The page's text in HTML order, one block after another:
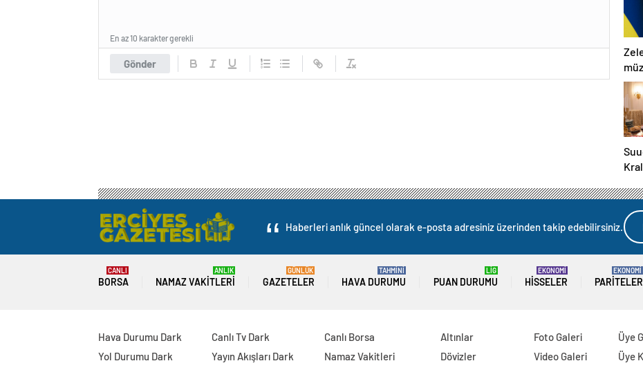
Gönder
En az 10 karakter gerekli
Haberleri anlık güncel olarak e-posta adresiniz üzerinden takip edebilirsiniz.
BORSA
CANLI
NAMAZ VAKITLERI
ANLIK
GAZETELER
GÜNLÜK
HAVA DURUMU
TAHMİNİ
PUAN DURUMU
LİG
HISSELER
EKONOMİ
PARITELER
EKONOMİ
Hava Durumu Dark
Yol Durumu Dark
Canlı Tv Dark
Yayın Akışları Dark
Canlı Borsa
Namaz Vakitleri
Altınlar
Dövizler
Foto Galeri
Video Galeri
Üye
Üye